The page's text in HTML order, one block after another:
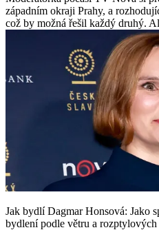
západním okraji Prahy, a
což by možná řešil každý druhý.
Jak bydlí Dagmar Honsová: Jako
bydlení podle větru a